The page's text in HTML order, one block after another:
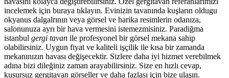
incelemek için buraya tıklayın. Evinizin tavanında kuşların oldugu
okyanus dalgalrının veya görsel ve harika resimlerin odanıza,
salonunuza ayrı bir hava vermesini istemezmisiniz. Paradiğma
istanbul gergi tavan ile profesyonel bir görsel mekana sahip
olabilirsiniz. Uygun fiyat ve kaliteli işçilik ile kısa bir zamanda
mekanınızın havası değişecektir. Sizlere daha iyi hizmet verebilmek
adına bizi dileğiniz zaman arayabilirsiniz. Size en hızlı cevap,
kusursuz gergitavan görseller ve daha fazlası için bize ulaşın.